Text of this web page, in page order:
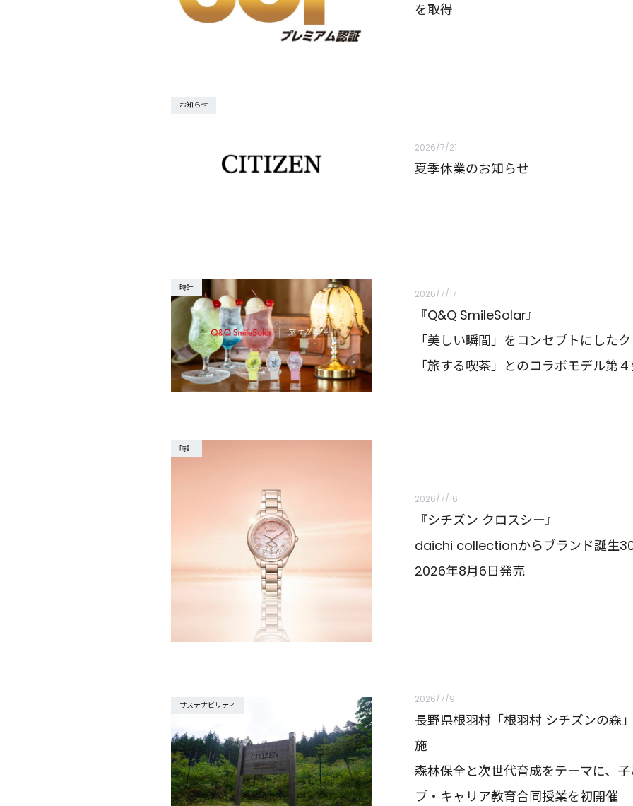
を取得
お知らせ
2026/7/21
夏季休業のお知らせ
時計
2026/7/17
『Q&Q SmileSolar』
「美しい瞬間」をコンセプトにした
「旅する喫茶」とのコラボモデル第
時計
2026/7/16
『シチズン クロスシー』
daichi collectionからブランド誕生
2026年8月6日発売
サステナビリティ
2026/7/9
長野県根羽村「根羽村 シチズンの森
施
森林保全と次世代育成をテーマに、
プ・キャリア教育合同授業を初開催